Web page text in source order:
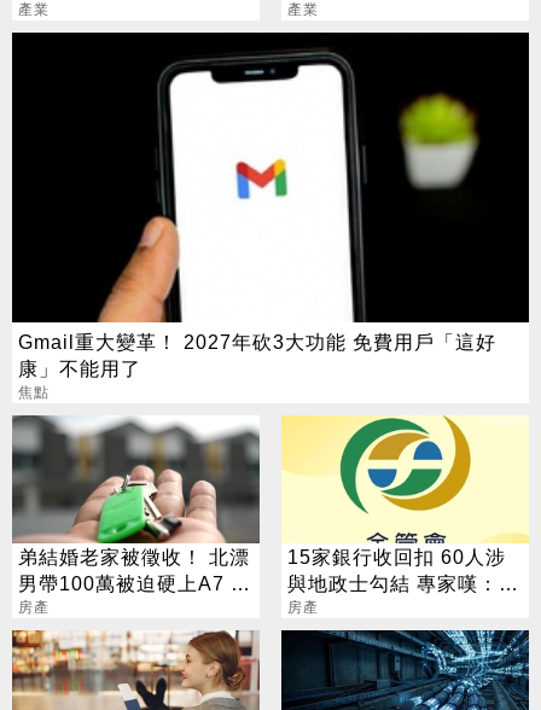
產業
布局類EMIB
產業
Gmail重大變革！ 2027年砍3大功能 免費用戶「這好
康」不能用了
焦點
弟結婚老家被徵收！ 北漂
男帶100萬被迫硬上A7 網
見單價驚呆了
房產
15家銀行收回扣 60人涉
與地政士勾結 專家嘆：徹
查恐血流成河
房產